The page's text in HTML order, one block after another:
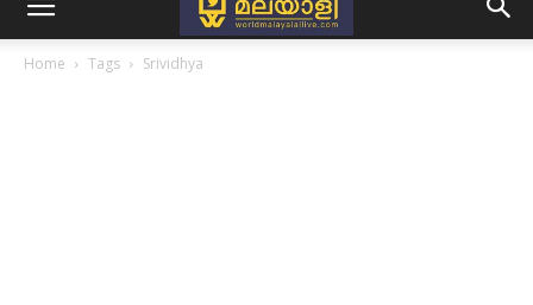
Home Tags Srividhya